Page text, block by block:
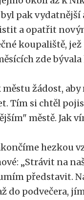
pak
a opatřit
koupaliště,
zde bývala
městu žádost,
Tím si chtěl
městě. Jak
hezkou
„Strávit na
představit.
do podvečera,